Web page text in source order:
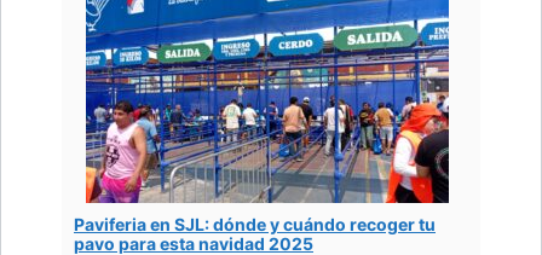
Paviferia en SJL: dónde y cuándo recoger tu
pavo para esta navidad 2025